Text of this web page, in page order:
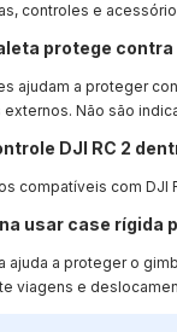
controles e
protege contra
ajudam a proteger
Não são
DJI RC 2
compatíveis com DJI
usar case rígida
ajuda a proteger o
viagens e